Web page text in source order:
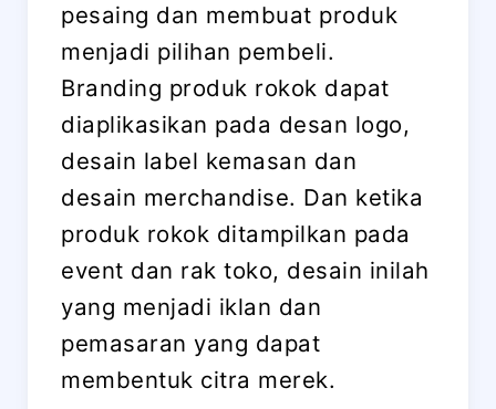
pesaing dan membuat produk
menjadi pilihan pembeli.
Branding produk rokok dapat
diaplikasikan pada desan logo,
desain label kemasan dan
desain merchandise. Dan ketika
produk rokok ditampilkan pada
event dan rak toko, desain inilah
yang menjadi iklan dan
pemasaran yang dapat
membentuk citra merek.